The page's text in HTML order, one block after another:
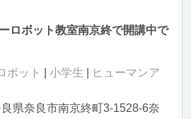
ロボット教室南京終で開講中で
ボット 小学生
ヒューマンア
良県奈良市南京終町3-1528-6奈